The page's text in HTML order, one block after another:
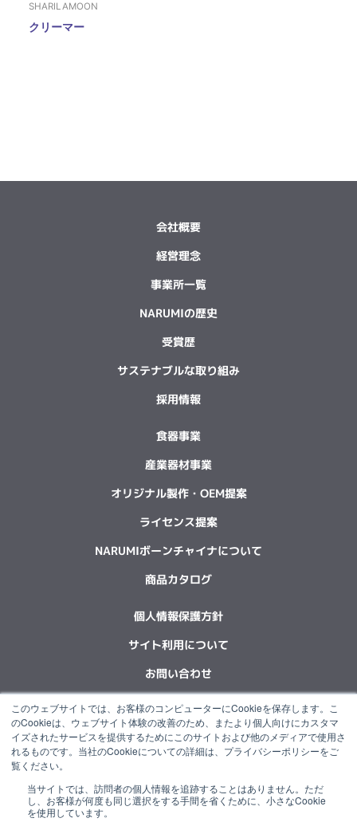
このウェブサイトでは、お客様のコンピューターにCookieを保存します。こ
のCookieは、ウェブサイト体験の改善のため、またより個人向けにカスタマ
イズされたサービスを提供するためにこのサイトおよび他のメディアで使用さ
れるものです。当社のCookieについての詳細は、プライバシーポリシーをご
覧ください。
当サイトでは、訪問者の個人情報を追跡することはありません。ただ
し、お客様が何度も同じ選択をする手間を省くために、小さなCookie
を使用しています。
SHARILAMOON
クリーマー
会社概要
経営理念
事業所一覧
NARUMIの歴史
受賞歴
サステナブルな取り組み
採用情報
食器事業
産業器材事業
オリジナル製作・OEM提案
ライセンス提案
NARUMIボーンチャイナについて
商品カタログ
個人情報保護方針
サイト利用について
お問い合わせ
F
a
c
e
b
o
o
L
i
n
k
d
i
X
-
t
w
t
t
Y
o
u
t
b
e
I
n
s
t
g
r
I
n
s
t
g
r
“NARUMI”は石塚硝子グループの一員です。